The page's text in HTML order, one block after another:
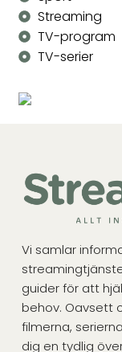
Streaming
TV-program
TV-serier
Vi samlar
guider för att
behov. Oavsett
filmerna,
dig en tydlig